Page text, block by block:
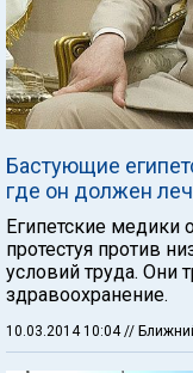
Бастующие
где он должен
Египетские медики
протестуя против
условий труда. Они
здравоохранение.
10.03.2014 10:04 //